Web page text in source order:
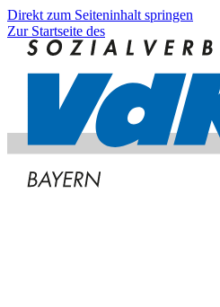
Direkt zum Seiteninhalt springen
Zur Startseite des